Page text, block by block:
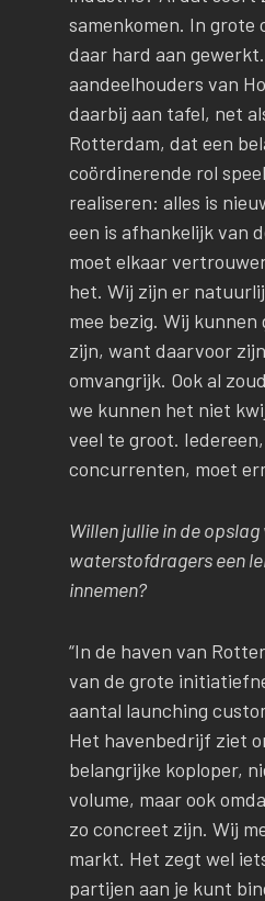
samenkomen. In
daar hard aan
aandeelhouders van
daarbij aan tafel, net
Rotterdam, dat een
coördinerende rol
realiseren: alles is
een is afhankelijk van
moet elkaar
het. Wij zijn er
mee bezig. Wij kunnen
zijn, want daarvoor
omvangrijk. Ook al
we kunnen het niet
veel te groot.
concurrenten, moet
Willen jullie in de opslag
waterstofdragers een
innemen?
“In de haven van
van de grote
aantal launching
Het havenbedrijf ziet
belangrijke koploper,
volume, maar ook
zo concreet zijn. Wij
markt. Het zegt wel
partijen aan je kunt